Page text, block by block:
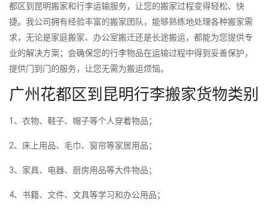
都区到昆明搬家和行李运输服务，让您的搬家过程变得轻松、快
捷。我公司拥有经验丰富的搬家团队，能够熟练地处理各种搬家需
求，无论是家庭搬家、办公室搬迁还是长途搬运，都能为您提供专
业的解决方案；会确保您的行李物品在运输过程中得到妥善保护，
提供门到门的服务，让您无需为搬运烦恼。
广州花都区到昆明行李搬家货物类别
1、衣物、鞋子、帽子等个人穿着物品；
2、床上用品、毛巾、窗帘等家居用品；
3、家具、电器、厨房用品等大件物品；
4、书籍、文件、文具等学习和办公用品；